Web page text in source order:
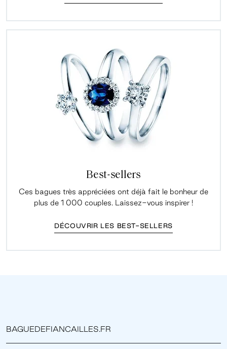
Best-sellers
Ces bagues très appréciées ont déjà fait le bonheur de
plus de 1 000 couples. Laissez-vous inspirer !
DÉCOUVRIR LES BEST-SELLERS
BAGUEDEFIANCAILLES.FR